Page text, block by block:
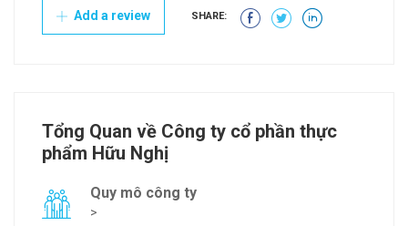
Add a review SHARE:
Tổng Quan về Công ty cổ phần thực
phẩm Hữu Nghị
Quy mô công ty
>